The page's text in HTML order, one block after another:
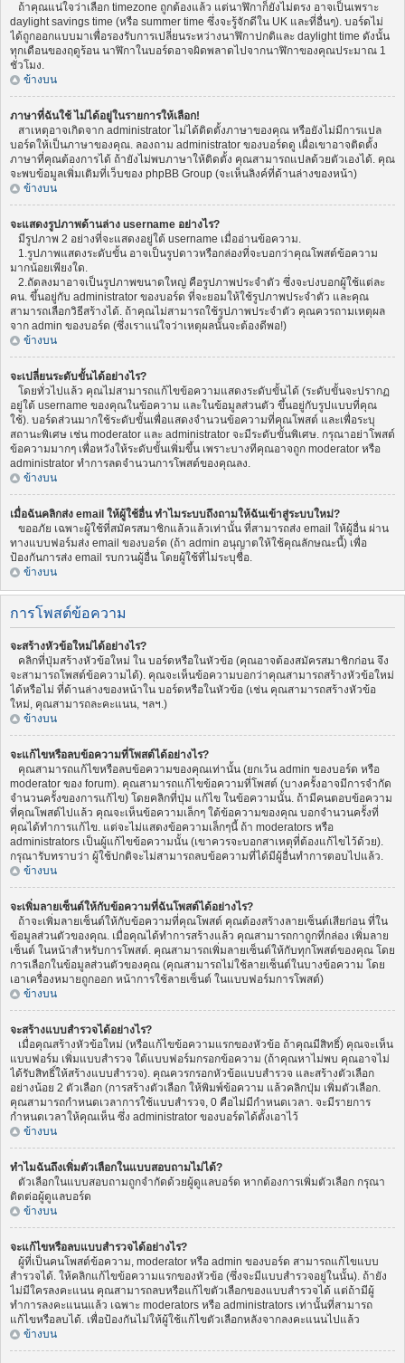
ถ้าคุณแน่ใจว่าเลือก timezone ถูกต้องแล้ว แต่นาฬิกาก็ยังไม่ตรง อาจเป็นเพราะ
daylight savings time (หรือ summer time ซึ่งจะรู้จักดีใน UK และที่อื่นๆ). บอร์ดไม่
ได้ถูกออกแบบมาเพื่อรองรับการเปลี่ยนระหว่างนาฬิกาปกติและ daylight time ดังนั้น
ทุกเดือนของฤดูร้อน นาฬิกาในบอร์ดอาจผิดพลาดไปจากนาฬิกาของคุณประมาณ 1
ชั่วโมง.
ข้างบน
ภาษาที่ฉันใช้ ไม่ได้อยู่ในรายการให้เลือก!
สาเหตุอาจเกิดจาก administrator ไม่ได้ติดตั้งภาษาของคุณ หรือยังไม่มีการแปล
บอร์ดให้เป็นภาษาของคุณ. ลองถาม administrator ของบอร์ดดู เผื่อเขาอาจติดตั้ง
ภาษาที่คุณต้องการได้ ถ้ายังไม่พบภาษาให้ติดตั้ง คุณสามารถแปลด้วยตัวเองได้. คุณ
จะพบข้อมูลเพิ่มเติมที่เว็บของ phpBB Group (จะเห็นลิงค์ที่ด้านล่างของหน้า)
ข้างบน
จะแสดงรูปภาพด้านล่าง username อย่างไร?
มีรูปภาพ 2 อย่างที่จะแสดงอยู่ใต้ username เมื่ออ่านข้อความ.
1.รูปภาพแสดงระดับขั้น อาจเป็นรูปดาวหรือกล่องที่จะบอกว่าคุณโพสต์ข้อความ
มากน้อยเพียงใด.
2.ถัดลงมาอาจเป็นรูปภาพขนาดใหญ่ คือรูปภาพประจำตัว ซึ่งจะบ่งบอกผู้ใช้แต่ละ
คน. ขึ้นอยู่กับ administrator ของบอร์ด ที่จะยอมให้ใช้รูปภาพประจำตัว และคุณ
สามารถเลือกวิธีสร้างได้. ถ้าคุณไม่สามารถใช้รูปภาพประจำตัว คุณควรถามเหตุผล
จาก admin ของบอร์ด (ซึ่งเราแน่ใจว่าเหตุผลนั้นจะต้องดีพอ!)
ข้างบน
จะเปลี่ยนระดับขั้นได้อย่างไร?
โดยทั่วไปแล้ว คุณไม่สามารถแก้ไขข้อความแสดงระดับขั้นได้ (ระดับขั้นจะปรากฏ
อยู่ใต้ username ของคุณในข้อความ และในข้อมูลส่วนตัว ขึ้นอยู่กับรูปแบบที่คุณ
ใช้). บอร์ดส่วนมากใช้ระดับขั้นเพื่อแสดงจำนวนข้อความที่คุณโพสต์ และเพื่อระบุ
สถานะพิเศษ เช่น moderator และ administrator จะมีระดับขั้นพิเศษ. กรุณาอย่าโพสต์
ข้อความมากๆ เพื่อหวังให้ระดับขั้นเพิ่มขึ้น เพราะบางทีคุณอาจถูก moderator หรือ
administrator ทำการลดจำนวนการโพสต์ของคุณลง.
ข้างบน
เมื่อฉันคลิกส่ง email ให้ผู้ใช้อื่น ทำไมระบบถึงถามให้ฉันเข้าสู่ระบบใหม่?
ขออภัย เฉพาะผู้ใช้ที่สมัครสมาชิกแล้วแล้วเท่านั้น ที่สามารถส่ง email ให้ผู้อื่น ผ่าน
ทางแบบฟอร์มส่ง email ของบอร์ด (ถ้า admin อนุญาตให้ใช้คุณลักษณะนี้) เพื่อ
ป้องกันการส่ง email รบกวนผู้อื่น โดยผู้ใช้ที่ไม่ระบุชื่อ.
ข้างบน
การโพสต์ข้อความ
จะสร้างหัวข้อใหม่ได้อย่างไร?
คลิกที่ปุ่มสร้างหัวข้อใหม่ ใน บอร์ดหรือในหัวข้อ (คุณอาจต้องสมัครสมาชิกก่อน จึง
จะสามารถโพสต์ข้อความได้). คุณจะเห็นข้อความบอกว่าคุณสามารถสร้างหัวข้อใหม่
ได้หรือไม่ ที่ด้านล่างของหน้าใน บอร์ดหรือในหัวข้อ (เช่น คุณสามารถสร้างหัวข้อ
ใหม่, คุณสามารถละคะแนน, ฯลฯ.)
ข้างบน
จะแก้ไขหรือลบข้อความที่โพสต์ได้อย่างไร?
คุณสามารถแก้ไขหรือลบข้อความของคุณเท่านั้น (ยกเว้น admin ของบอร์ด หรือ
moderator ของ forum). คุณสามารถแก้ไขข้อความที่โพสต์ (บางครั้งอาจมีการจำกัด
จำนวนครั้งของการแก้ไข) โดยคลิกที่ปุ่ม แก้ไข ในข้อความนั้น. ถ้ามีคนตอบข้อความ
ที่คุณโพสต์ไปแล้ว คุณจะเห็นข้อความเล็กๆ ใต้ข้อความของคุณ บอกจำนวนครั้งที่
คุณได้ทำการแก้ไข. แต่จะไม่แสดงข้อความเล็กๆนี้ ถ้า moderators หรือ
administrators เป็นผู้แก้ไขข้อความนั้น (เขาควรจะบอกสาเหตุที่ต้องแก้ไขไว้ด้วย).
กรุณารับทราบว่า ผู้ใช้ปกติจะไม่สามารถลบข้อความที่ได้มีผู้อื่นทำการตอบไปแล้ว.
ข้างบน
จะเพิ่มลายเซ็นต์ให้กับข้อความที่ฉันโพสต์ได้อย่างไร?
ถ้าจะเพิ่มลายเซ็นต์ให้กับข้อความที่คุณโพสต์ คุณต้องสร้างลายเซ็นต์เสียก่อน ที่ใน
ข้อมูลส่วนตัวของคุณ. เมื่อคุณได้ทำการสร้างแล้ว คุณสามารถกาถูกที่กล่อง เพิ่มลาย
เซ็นต์ ในหน้าสำหรับการโพสต์. คุณสามารถเพิ่มลายเซ็นต์ให้กับทุกโพสต์ของคุณ โดย
การเลือกในข้อมูลส่วนตัวของคุณ (คุณสามารถไม่ใช้ลายเซ็นต์ในบางข้อความ โดย
เอาเครื่องหมายถูกออก หน้าการใช้ลายเซ็นต์ ในแบบฟอร์มการโพสต์)
ข้างบน
จะสร้างแบบสำรวจได้อย่างไร?
เมื่อคุณสร้างหัวข้อใหม่ (หรือแก้ไขข้อความแรกของหัวข้อ ถ้าคุณมีสิทธิ์) คุณจะเห็น
แบบฟอร์ม เพิ่มแบบสำรวจ ใต้แบบฟอร์มกรอกข้อความ (ถ้าคุณหาไม่พบ คุณอาจไม่
ได้รับสิทธิ์ให้สร้างแบบสำรวจ). คุณควรกรอกหัวข้อแบบสำรวจ และสร้างตัวเลือก
อย่างน้อย 2 ตัวเลือก (การสร้างตัวเลือก ให้พิมพ์ข้อความ แล้วคลิกปุ่ม เพิ่มตัวเลือก.
คุณสามารถกำหนดเวลาการใช้แบบสำรวจ, 0 คือไม่มีกำหนดเวลา. จะมีรายการ
กำหนดเวลาให้คุณเห็น ซึ่ง administrator ของบอร์ดได้ตั้งเอาไว้
ข้างบน
ทำไมฉันถึงเพิ่มตัวเลือกในแบบสอบถามไม่ได้?
ตัวเลือกในแบบสอบถามถูกจำกัดด้วยผู้ดูแลบอร์ด หากต้องการเพิ่มตัวเลือก กรุณา
ติดต่อผู้ดูแลบอร์ด
ข้างบน
จะแก้ไขหรือลบแบบสำรวจได้อย่างไร?
ผู้ที่เป็นคนโพสต์ข้อความ, moderator หรือ admin ของบอร์ด สามารถแก้ไขแบบ
สำรวจได้. ให้คลิกแก้ไขข้อความแรกของหัวข้อ (ซึ่งจะมีแบบสำรวจอยู่ในนั้น). ถ้ายัง
ไม่มีใครลงคะแนน คุณสามารถลบหรือแก้ไขตัวเลือกของแบบสำรวจได้ แต่ถ้ามีผู้
ทำการลงคะแนนแล้ว เฉพาะ moderators หรือ administrators เท่านั้นที่สามารถ
แก้ไขหรือลบได้. เพื่อป้องกันไม่ให้ผู้ใช้แก้ไขตัวเลือกหลังจากลงคะแนนไปแล้ว
ข้างบน